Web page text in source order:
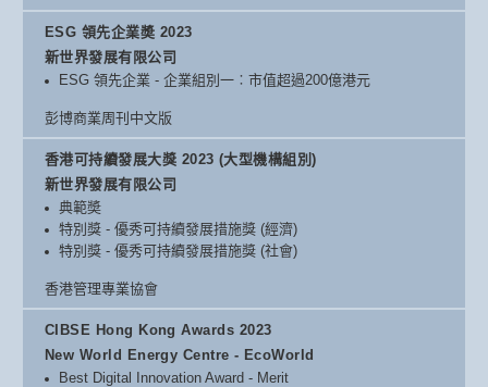
ESG 領先企業奬 2023
新世界發展有限公司
ESG 領先企業 - 企業組別一︰市值超過200億港元
彭博商業周刊中文版
香港可持續發展大獎 2023 (大型機構組別)
新世界發展有限公司
典範奬
特別獎 - 優秀可持續發展措施獎 (經濟)
特別獎 - 優秀可持續發展措施獎 (社會)
香港管理專業協會
CIBSE Hong Kong Awards 2023
New World Energy Centre - EcoWorld
Best Digital Innovation Award - Merit